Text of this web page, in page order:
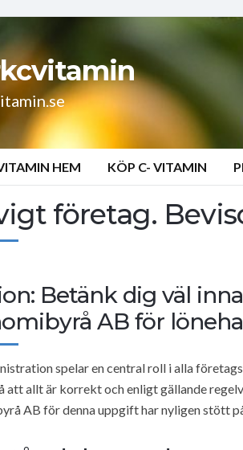
HEM KÖP C- VITAMIN
företag.
Betänk dig väl
AB för
spelar en central roll i alla
att allt är korrekt och enligt gällande
AB för denna uppgift har nyligen stött